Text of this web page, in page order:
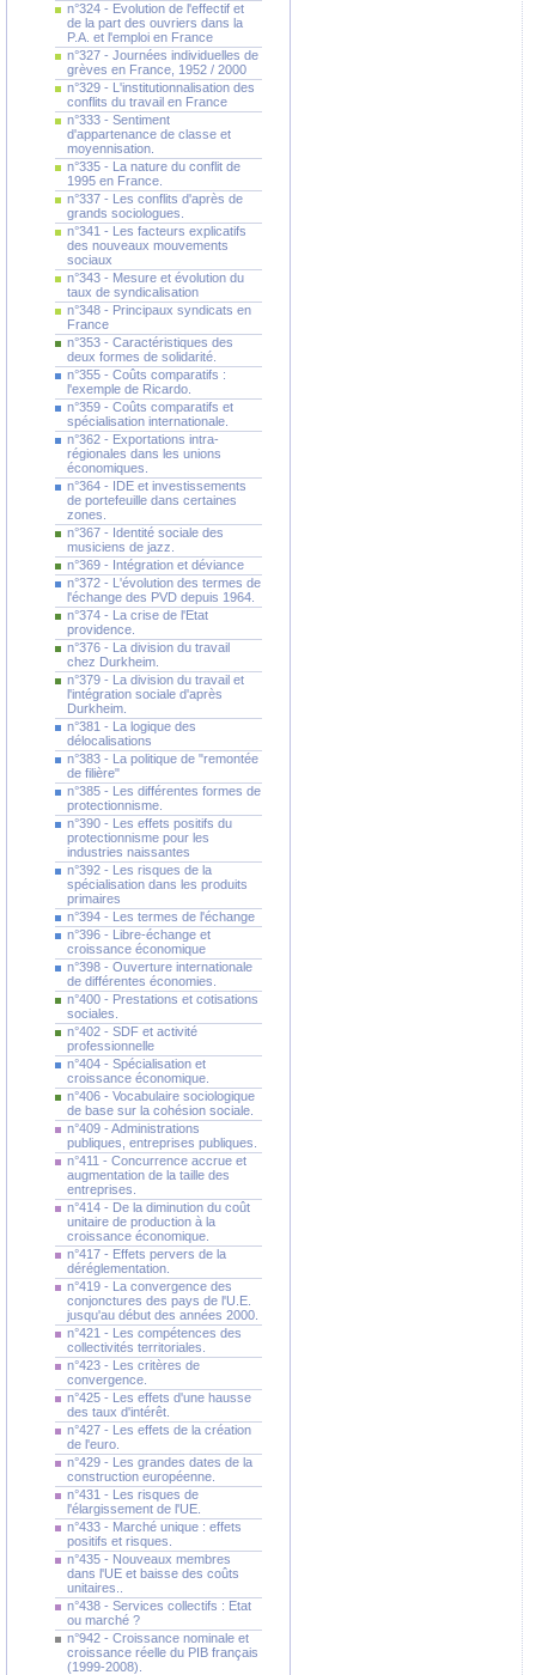
n°324 - Evolution de l'effectif et
de la part des ouvriers dans la
P.A. et l'emploi en France
n°327 - Journées individuelles de
grèves en France, 1952 / 2000
n°329 - L'institutionnalisation des
conflits du travail en France
n°333 - Sentiment
d'appartenance de classe et
moyennisation.
n°335 - La nature du conflit de
1995 en France.
n°337 - Les conflits d'après de
grands sociologues.
n°341 - Les facteurs explicatifs
des nouveaux mouvements
sociaux
n°343 - Mesure et évolution du
taux de syndicalisation
n°348 - Principaux syndicats en
France
n°353 - Caractéristiques des
deux formes de solidarité.
n°355 - Coûts comparatifs :
l'exemple de Ricardo.
n°359 - Coûts comparatifs et
spécialisation internationale.
n°362 - Exportations intra-
régionales dans les unions
économiques.
n°364 - IDE et investissements
de portefeuille dans certaines
zones.
n°367 - Identité sociale des
musiciens de jazz.
n°369 - Intégration et déviance
n°372 - L'évolution des termes de
l'échange des PVD depuis 1964.
n°374 - La crise de l'Etat
providence.
n°376 - La division du travail
chez Durkheim.
n°379 - La division du travail et
l'intégration sociale d'après
Durkheim.
n°381 - La logique des
délocalisations
n°383 - La politique de "remontée
de filière"
n°385 - Les différentes formes de
protectionnisme.
n°390 - Les effets positifs du
protectionnisme pour les
industries naissantes
n°392 - Les risques de la
spécialisation dans les produits
primaires
n°394 - Les termes de l'échange
n°396 - Libre-échange et
croissance économique
n°398 - Ouverture internationale
de différentes économies.
n°400 - Prestations et cotisations
sociales.
n°402 - SDF et activité
professionnelle
n°404 - Spécialisation et
croissance économique.
n°406 - Vocabulaire sociologique
de base sur la cohésion sociale.
n°409 - Administrations
publiques, entreprises publiques.
n°411 - Concurrence accrue et
augmentation de la taille des
entreprises.
n°414 - De la diminution du coût
unitaire de production à la
croissance économique.
n°417 - Effets pervers de la
déréglementation.
n°419 - La convergence des
conjonctures des pays de l'U.E.
jusqu'au début des années 2000.
n°421 - Les compétences des
collectivités territoriales.
n°423 - Les critères de
convergence.
n°425 - Les effets d'une hausse
des taux d'intérêt.
n°427 - Les effets de la création
de l'euro.
n°429 - Les grandes dates de la
construction européenne.
n°431 - Les risques de
l'élargissement de l'UE.
n°433 - Marché unique : effets
positifs et risques.
n°435 - Nouveaux membres
dans l'UE et baisse des coûts
unitaires..
n°438 - Services collectifs : Etat
ou marché ?
n°942 - Croissance nominale et
croissance réelle du PIB français
(1999-2008).